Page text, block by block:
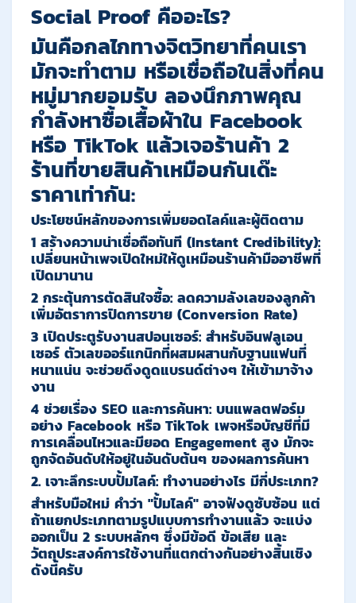
Social Proof คืออะไร?
มันคือกลไกทางจิตวิทยาที่คนเรา
มักจะทำตาม หรือเชื่อถือในสิ่งที่คน
หมู่มากยอมรับ ลองนึกภาพคุณ
กำลังหาซื้อเสื้อผ้าใน Facebook
หรือ TikTok แล้วเจอร้านค้า 2
ร้านที่ขายสินค้าเหมือนกันเด๊ะ
ราคาเท่ากัน:
ประโยชน์หลักของการเพิ่มยอดไลค์และผู้ติดตาม
1 สร้างความน่าเชื่อถือทันที (Instant Credibility):
เปลี่ยนหน้าเพจเปิดใหม่ให้ดูเหมือนร้านค้ามืออาชีพที่
เปิดมานาน
2 กระตุ้นการตัดสินใจซื้อ: ลดความลังเลของลูกค้า
เพิ่มอัตราการปิดการขาย (Conversion Rate)
3 เปิดประตูรับงานสปอนเซอร์: สำหรับอินฟลูเอน
เซอร์ ตัวเลขออร์แกนิกที่ผสมผสานกับฐานแฟนที่
หนาแน่น จะช่วยดึงดูดแบรนด์ต่างๆ ให้เข้ามาจ้าง
งาน
4 ช่วยเรื่อง SEO และการค้นหา: บนแพลตฟอร์ม
อย่าง Facebook หรือ TikTok เพจหรือบัญชีที่มี
การเคลื่อนไหวและมียอด Engagement สูง มักจะ
ถูกจัดอันดับให้อยู่ในอันดับต้นๆ ของผลการค้นหา
2. เจาะลึกระบบปั้มไลค์: ทำงานอย่างไร มีกี่ประเภท?
สำหรับมือใหม่ คำว่า "ปั้มไลค์" อาจฟังดูซับซ้อน แต่
ถ้าแยกประเภทตามรูปแบบการทำงานแล้ว จะแบ่ง
ออกเป็น 2 ระบบหลักๆ ซึ่งมีข้อดี ข้อเสีย และ
วัตถุประสงค์การใช้งานที่แตกต่างกันอย่างสิ้นเชิง
ดังนี้ครับ